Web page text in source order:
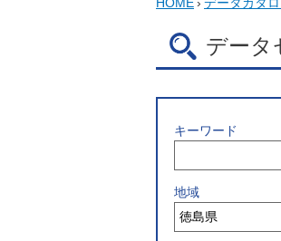
データ
キーワード
地域